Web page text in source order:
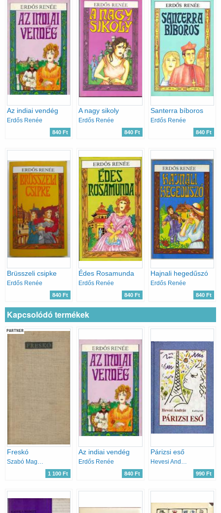
Az indiai vendég
Erdős Renée
840 Ft
A nagy sikoly
Erdős Renée
840 Ft
Santerra bíboros
Erdős Renée
840 Ft
Brüsszeli csipke
Erdős Renée
840 Ft
Édes Rosamunda
Erdős Renée
840 Ft
Hajnali hegedűszó
Erdős Renée
840 Ft
Kapcsolódó termékek
PARTNER
Freskó
1 100 Ft
Az indiai vendég
Erdős Renée
840 Ft
Párizsi eső
990 Ft